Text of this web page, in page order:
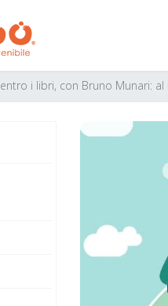
i libri, con Bruno Munari: